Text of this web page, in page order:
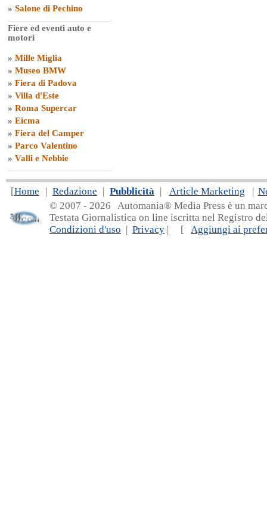
» Salone di Pechino
Fiere ed eventi auto e
motori
» Mille Miglia
» Museo BMW
» Fiera di Padova
» Villa d'Este
» Roma Supercar
» Eicma
» Fiera del Camper
» Parco Valentino
» Valli e Nebbie
[Home | Redazione | Pubblicità | Article Marketing |
© 2007 - 2026 Automania® Media Press è un
Testata Giornalistica on line iscritta nel Registro
Condizioni d'uso | Privacy | [ Aggiungi ai